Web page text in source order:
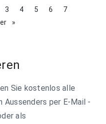
page
3 page
4 page
5 page
6 page
7
page
Sie kostenlos alle
Aussenders per E-Mail -
als